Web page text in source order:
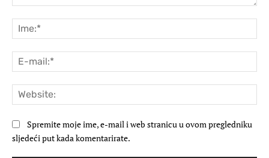
Spremite moje ime, e-mail i web stranicu u ovom pregledniku
sljedeći put kada komentarirate.